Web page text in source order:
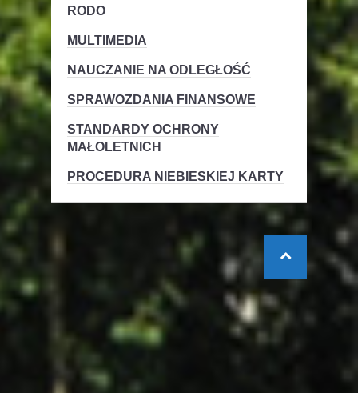
RODO
MULTIMEDIA
NAUCZANIE NA ODLEGŁOŚĆ
SPRAWOZDANIA FINANSOWE
STANDARDY OCHRONY
MAŁOLETNICH
PROCEDURA NIEBIESKIEJ KARTY